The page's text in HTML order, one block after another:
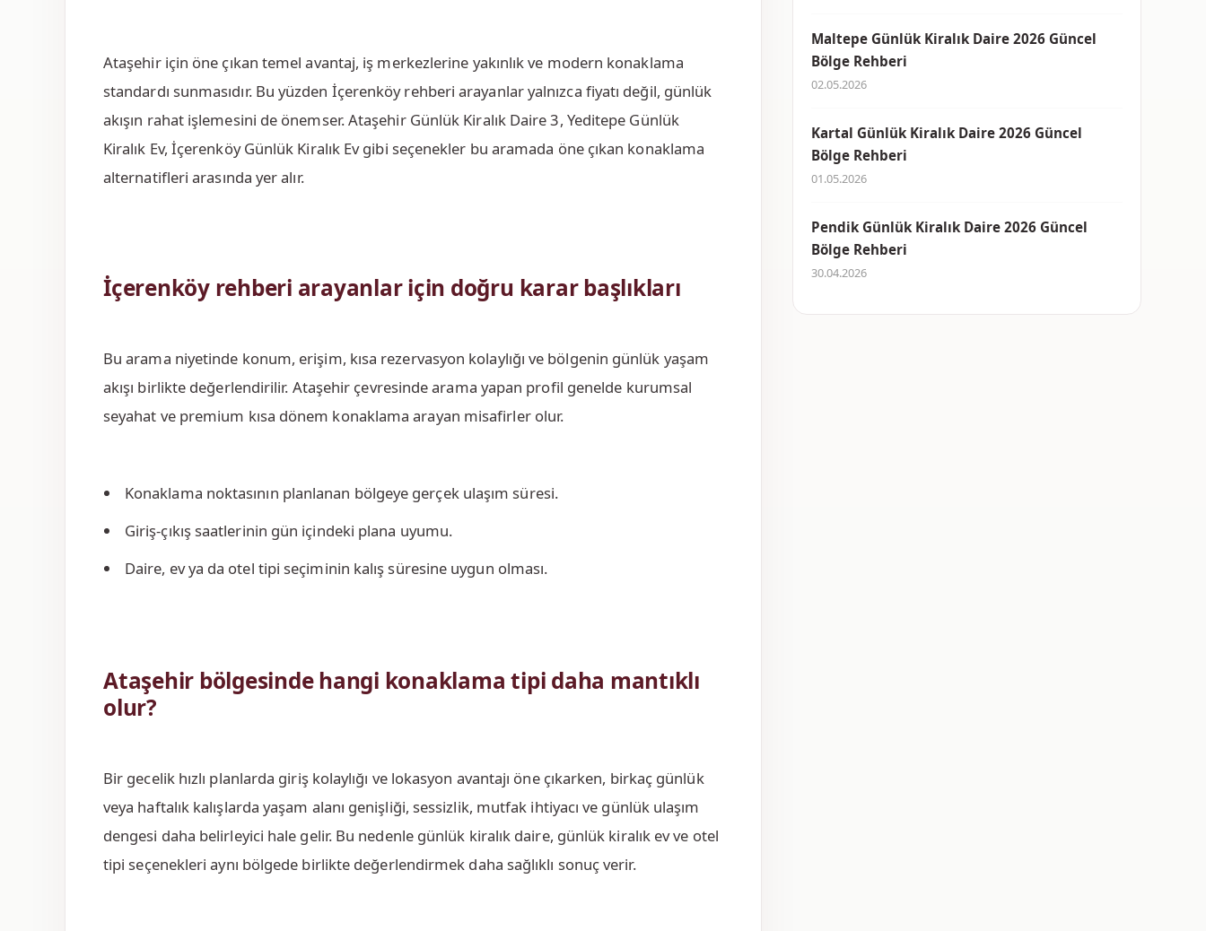
Ataşehir için öne çıkan temel avantaj, iş merkezlerine yakınlık ve modern konaklama
standardı sunmasıdır. Bu yüzden İçerenköy rehberi arayanlar yalnızca fiyatı değil, günlük
akışın rahat işlemesini de önemser. Ataşehir Günlük Kiralık Daire 3, Yeditepe Günlük
Kiralık Ev, İçerenköy Günlük Kiralık Ev gibi seçenekler bu aramada öne çıkan konaklama
alternatifleri arasında yer alır.
İçerenköy rehberi arayanlar için doğru karar başlıkları
Bu arama niyetinde konum, erişim, kısa rezervasyon kolaylığı ve bölgenin günlük yaşam
akışı birlikte değerlendirilir. Ataşehir çevresinde arama yapan profil genelde kurumsal
seyahat ve premium kısa dönem konaklama arayan misafirler olur.
Konaklama noktasının planlanan bölgeye gerçek ulaşım süresi.
Giriş-çıkış saatlerinin gün içindeki plana uyumu.
Daire, ev ya da otel tipi seçiminin kalış süresine uygun olması.
Ataşehir bölgesinde hangi konaklama tipi daha mantıklı
olur?
Bir gecelik hızlı planlarda giriş kolaylığı ve lokasyon avantajı öne çıkarken, birkaç günlük
veya haftalık kalışlarda yaşam alanı genişliği, sessizlik, mutfak ihtiyacı ve günlük ulaşım
dengesi daha belirleyici hale gelir. Bu nedenle günlük kiralık daire, günlük kiralık ev ve otel
tipi seçenekleri aynı bölgede birlikte değerlendirmek daha sağlıklı sonuç verir.
Maltepe Günlük Kiralık Daire 2026 Güncel
Bölge Rehberi
02.05.2026
Kartal Günlük Kiralık Daire 2026 Güncel
Bölge Rehberi
01.05.2026
Pendik Günlük Kiralık Daire 2026 Güncel
Bölge Rehberi
30.04.2026